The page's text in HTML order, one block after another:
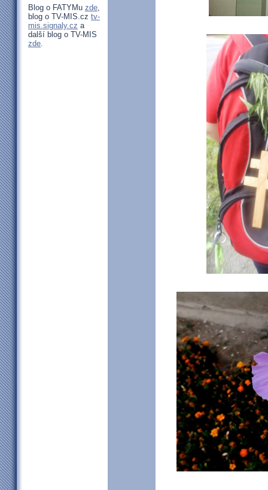
Blog o FATYMu zde,
blog o TV-MIS.cz tv-
mis.signaly.cz a
další blog o TV-MIS
zde.